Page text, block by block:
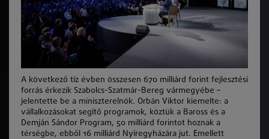
A következő tíz évben összesen 670 milliárd forint fejlesztési
forrás érkezik Szabolcs-Szatmár-Bereg vármegyébe –
jelentette be a miniszterelnök. Orbán Viktor kiemelte: a
vállalkozásokat segítő programok, köztük a Baross és a
Demján Sándor Program, 50 milliárd forintot hoznak a
térségbe, ebből 16 milliárd Nyíregyházára jut. Emellett